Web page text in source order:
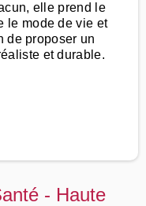
elle prend le
le mode de vie et
de proposer un
et durable.
- Haute